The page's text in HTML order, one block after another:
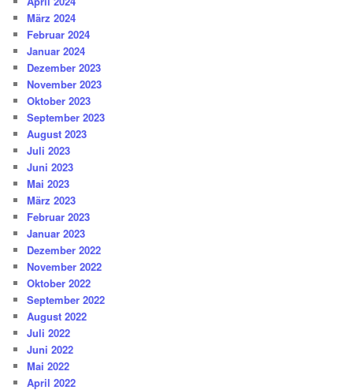
März 2024
Februar 2024
Januar 2024
Dezember 2023
November 2023
Oktober 2023
September 2023
August 2023
Juli 2023
Juni 2023
Mai 2023
März 2023
Februar 2023
Januar 2023
Dezember 2022
November 2022
Oktober 2022
September 2022
August 2022
Juli 2022
Juni 2022
Mai 2022
April 2022